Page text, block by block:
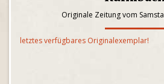
Originale Zeitung vom
letztes verfügbares Originalexemplar!